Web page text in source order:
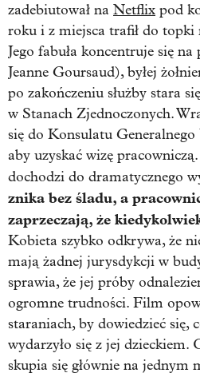
zadebiutował na Netflix pod
roku i z miejsca trafił do topki
Jego fabuła koncentruje się
Jeanne Goursaud), byłej
po zakończeniu służby stara
w Stanach Zjednoczonych.
się do Konsulatu
aby uzyskać wizę
dochodzi do dramatycznego
znika bez śladu, a
zaprzeczają, że
Kobieta szybko odkrywa, że
mają żadnej jurysdykcji w
sprawia, że jej próby
ogromne trudności. Film
staraniach, by dowiedzieć się,
wydarzyło się z jej dzieckiem.
skupia się głównie na jednym